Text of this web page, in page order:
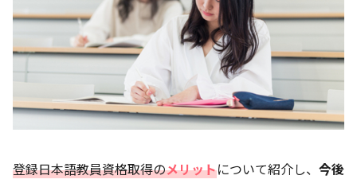
登録日本語教員資格取得のメリットについて紹介し、 今後